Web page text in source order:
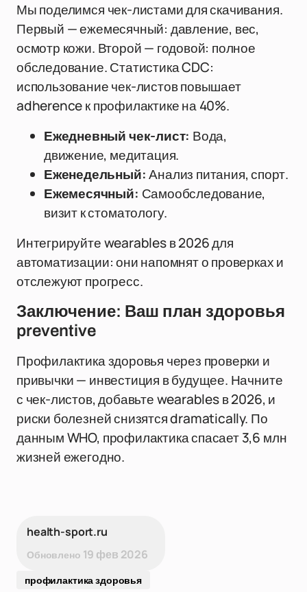
Мы поделимся чек-листами для скачивания.
Первый — ежемесячный: давление, вес,
осмотр кожи. Второй — годовой: полное
обследование. Статистика CDC:
использование чек-листов повышает
adherence к профилактике на 40%.
Ежедневный чек-лист: Вода,
движение, медитация.
Еженедельный:Анализ питания, спорт.
Ежемесячный: Самообследование,
визит к стоматологу.
Интегрируйте wearables в 2026 для
автоматизации: они напомнят о проверках и
отслежуют прогресс.
Заключение: Ваш план здоровья
preventive
Профилактика здоровья через проверки и
привычки — инвестиция в будущее. Начните
с чек-листов, добавьте wearables в 2026, и
риски болезней снизятся dramatically. По
данным WHO, профилактика спасает 3,6 млн
жизней ежегодно.
health-sport.ru
Обновлено 19 фев 2026
профилактика здоровья